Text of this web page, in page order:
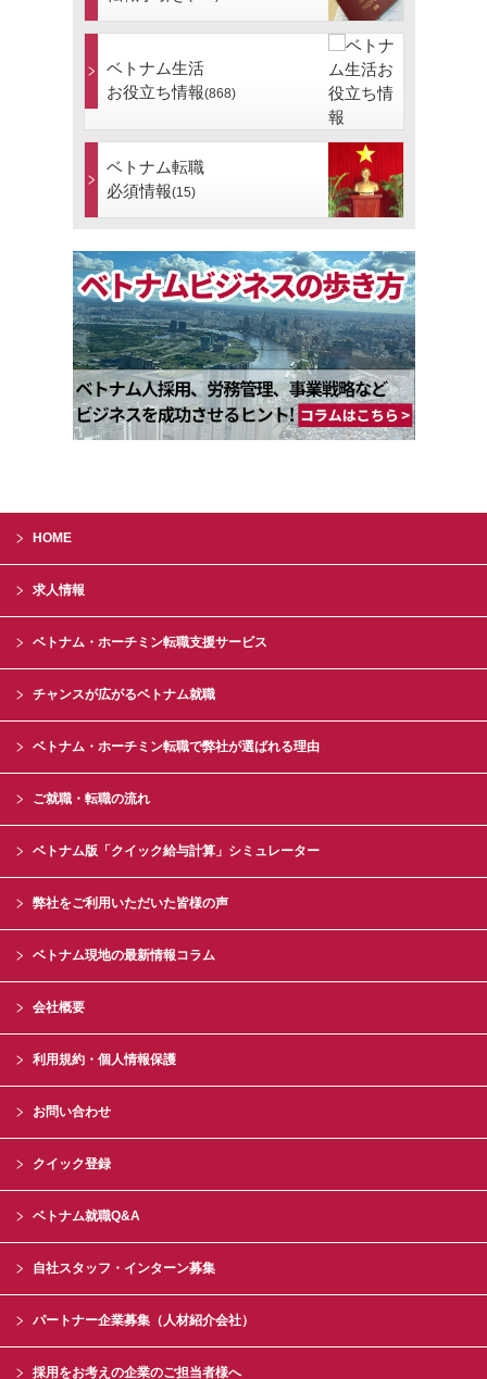
ベトナム生活
お役立ち情報(868)
ベトナム転職
必須情報(15)
HOME
求人情報
ベトナム・ホーチミン転職支援サービス
チャンスが広がるベトナム就職
ベトナム・ホーチミン転職で弊社が選ばれる理由
ご就職・転職の流れ
ベトナム版「クイック給与計算」シミュレーター
弊社をご利用いただいた皆様の声
ベトナム現地の最新情報コラム
会社概要
利用規約・個人情報保護
お問い合わせ
クイック登録
ベトナム就職Q&A
自社スタッフ・インターン募集
パートナー企業募集（人材紹介会社）
採用をお考えの企業のご担当者様へ